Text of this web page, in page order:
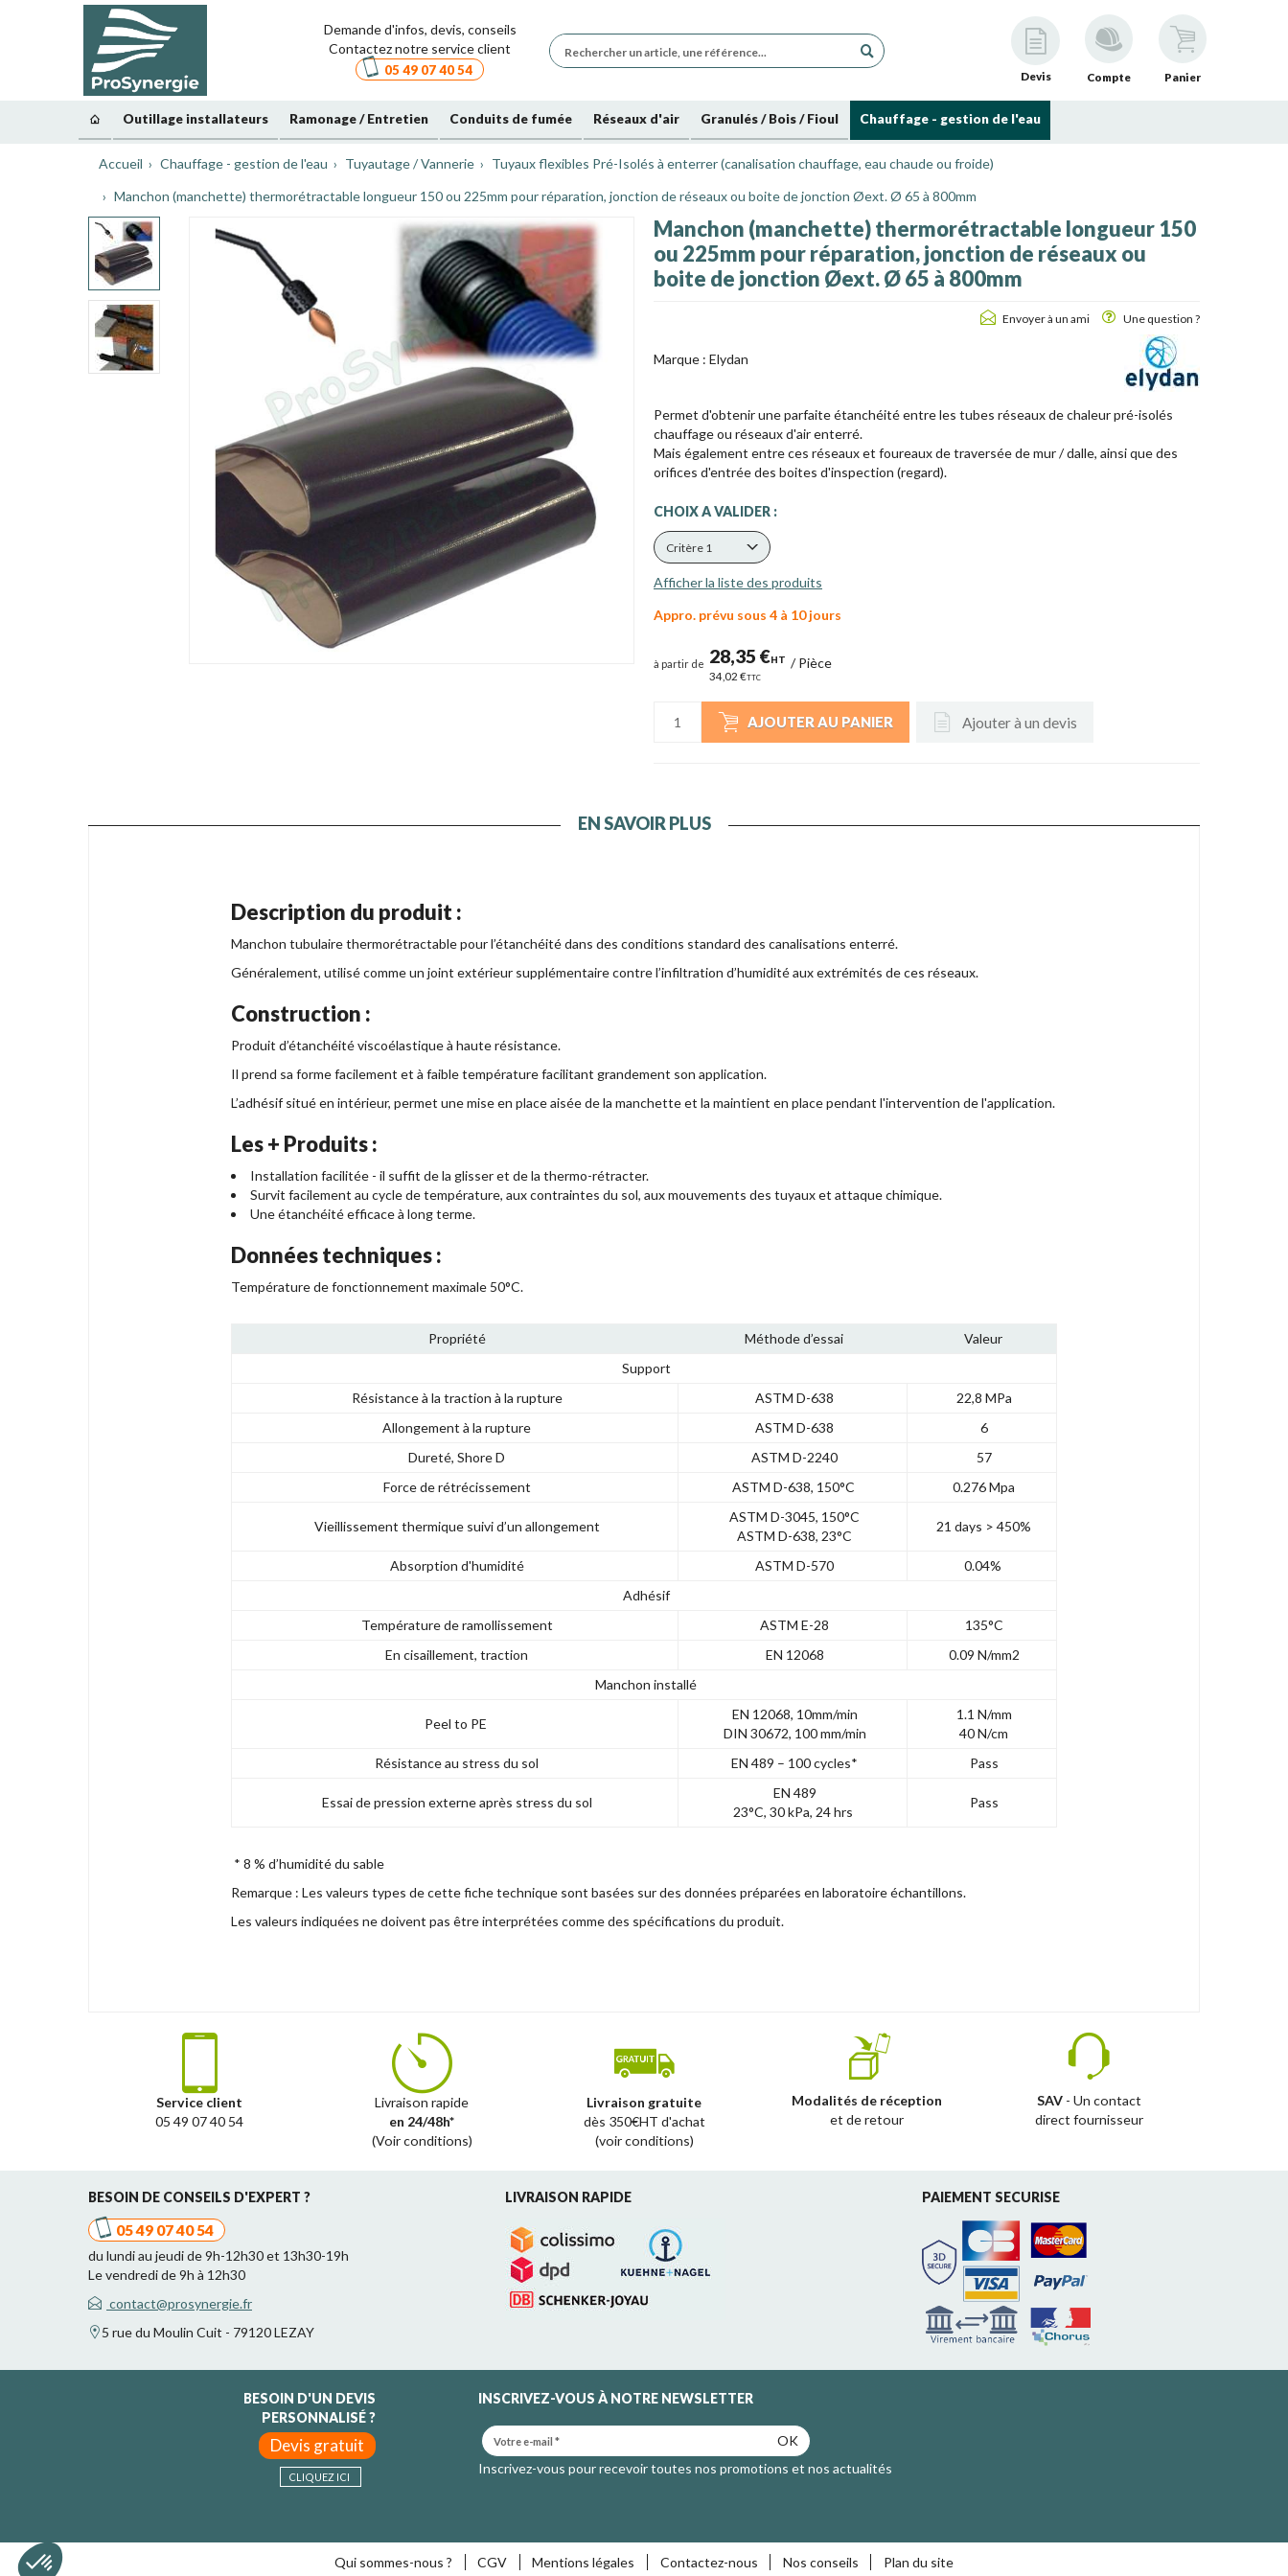
Demande d'infos, devis, conseils
Contactez notre service client
05 49 07 40 54 Devis Compte Panier
Outillage installateurs Ramonage / Entretien Conduits de fumée Réseaux d'air Granulés / Bois / Fioul Chauffage - gestion de l'eau
Accueil Chauffage - gestion de l'eau Tuyautage / Vannerie
Tuyaux flexibles Pré-Isolés à enterrer (canalisation chauffage, eau chaude ou froide)
Manchon (manchette) thermorétractable longueur 150 ou 225mm pour réparation, jonction de réseaux ou boite de jonction Øext. Ø 65 à 800mm
Manchon (manchette) thermorétractable longueur 150
ou 225mm pour réparation, jonction de réseaux ou
boite de jonction Øext. Ø 65 à 800mm
Envoyer à un ami Une question ?
Marque : Elydan
Permet d'obtenir une parfaite étanchéité entre les tubes réseaux de chaleur pré-isolés
chauffage ou réseaux d'air enterré.
Mais également entre ces réseaux et foureaux de traversée de mur / dalle, ainsi que des
orifices d'entrée des boites d'inspection (regard).
CHOIX A VALIDER :
Critère 1
Afficher la liste des produits
Appro. prévu sous 4 à 10 jours
à partir de 28,35 €HT
34,02 €TTC
/Pièce
AJOUTER AU PANIER Ajouter à un devis
EN SAVOIR PLUS
Description du produit :
Manchon tubulaire thermorétractable pour l’étanchéité dans des conditions standard des canalisations enterré.
Généralement, utilisé comme un joint extérieur supplémentaire contre l’infiltration d’humidité aux extrémités de ces réseaux.
Construction :
Produit d’étanchéité viscoélastique à haute résistance.
Il prend sa forme facilement et à faible température facilitant grandement son application.
L’adhésifsitué en intérieur, permet unemiseen placeaiséedela manchetteet la maintient en placependant l'intervention del'application.
Les + Produits :
Installation facilitée - il suffit de la glisser et de la thermo-rétracter.
Survit facilement au cycle de température, aux contraintes du sol, aux mouvements des tuyaux et attaque chimique.
Une étanchéité efficace à long terme.
Données techniques :
Température de fonctionnement maximale 50°C.
Propriété Méthode d’essai
Valeur
Support
Résistance à la traction à la rupture
ASTM D-638
22,8 MPa
Allongement à la rupture
ASTM D-638
6
Dureté, Shore D
ASTM D-2240
57
Force de rétrécissement
ASTM D-638, 150°C 0.276 Mpa
Vieillissement thermique suivi d’un allongement
ASTM D-3045, 150°C
ASTM D-638, 23°C
21 days > 450%
Absorption d'humidité ASTM D-570
0.04%
Adhésif
Température de ramollissement
ASTM E-28
135°C
En cisaillement, traction
EN 12068
0.09 N/mm2
Manchon installé
Peel to PE
EN 12068, 10mm/min
DIN 30672, 100 mm/min
1.1 N/mm
40 N/cm
Résistance au stress du sol
EN 489 – 100 cycles* Pass
Essai de pression externe après stress du sol
EN 489
23°C, 30 kPa, 24 hrs
Pass
* 8 % d’humidité du sable
Remarque : Les valeurs types de cette fiche technique sont basées sur des données préparées en laboratoire échantillons.
Les valeurs indiquées ne doivent pas être interprétées comme des spécifications du produit.
Service client
05 49 07 40 54
Livraison rapide
en 24/48h*
(Voir conditions)
Livraison gratuite
dès 350€HT d'achat
(voir conditions)
Modalités de réception
et de retour
SAV- Un contact
direct fournisseur
BESOIN DE CONSEILS D'EXPERT ?
05 49 07 40 54
du lundi au jeudi de 9h-12h30 et 13h30-19h
Le vendredi de 9h à 12h30
contact@prosynergie.fr
5 rue du Moulin Cuit - 79120 LEZAY
LIVRAISON RAPIDE PAIEMENT SECURISE
BESOIN D'UN DEVIS
PERSONNALISÉ ?
Devis gratuit
CLIQUEZ ICI
INSCRIVEZ-VOUS À NOTRE NEWSLETTER
OK
Inscrivez-vous pour recevoir toutes nos promotions et nos actualités
Qui sommes-nous ? CGV Mentions légales Contactez-nous Nos conseils Plan du site